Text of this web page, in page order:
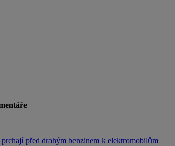
před drahým benzinem k elektromobilům